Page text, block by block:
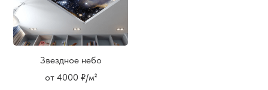
Звездное небо
от 4000 ₽/м²